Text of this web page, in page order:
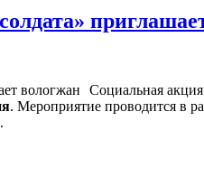
Социальная
. Мероприятие проводится в